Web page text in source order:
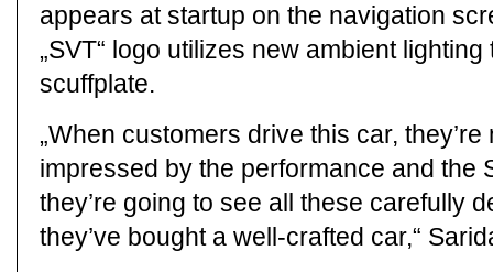
appears at startup on the navigation
„SVT“ logo utilizes new ambient
scuffplate.
„When customers drive this car,
impressed by the performance and the
they’re going to see all these carefully
they’ve bought a well-crafted car,“